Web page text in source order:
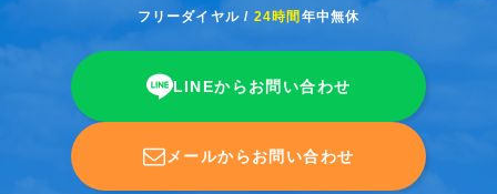
フリーダイヤル / 24時間 年中無休
LINEからお問い合わせ
メールからお問い合わせ